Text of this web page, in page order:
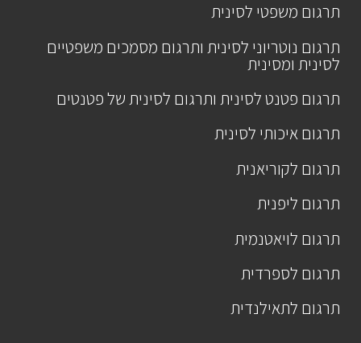
תרגום משפטי לסינית
תרגום נוטריוני לסינית ותרגום מסמכים משפטיים
לסינית ומסינית
תרגום פטנט לסינית ותרגום לסינית של פטנטים
תרגום איכותי לסינית
תרגום לקוריאנית
תרגום ליפנית
תרגום לויאטנמית
תרגום לספרדית
תרגום לתאילנדית